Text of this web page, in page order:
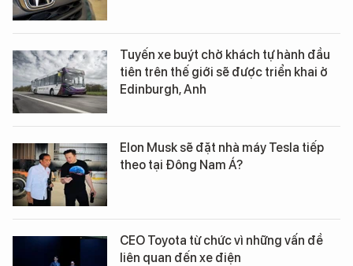
Tuyến xe buýt chở khách tự hành đầu
tiên trên thế giới sẽ được triển khai ở
Edinburgh, Anh
Elon Musk sẽ đặt nhà máy Tesla tiếp
theo tại Đông Nam Á?
CEO Toyota từ chức vì những vấn đề
liên quan đến xe điện